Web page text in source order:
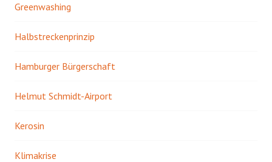
Greenwashing
Halbstreckenprinzip
Hamburger Bürgerschaft
Helmut Schmidt-Airport
Kerosin
Klimakrise